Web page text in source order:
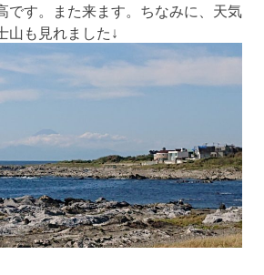
です。また来ます。ちなみに、天気
山も見れました↓